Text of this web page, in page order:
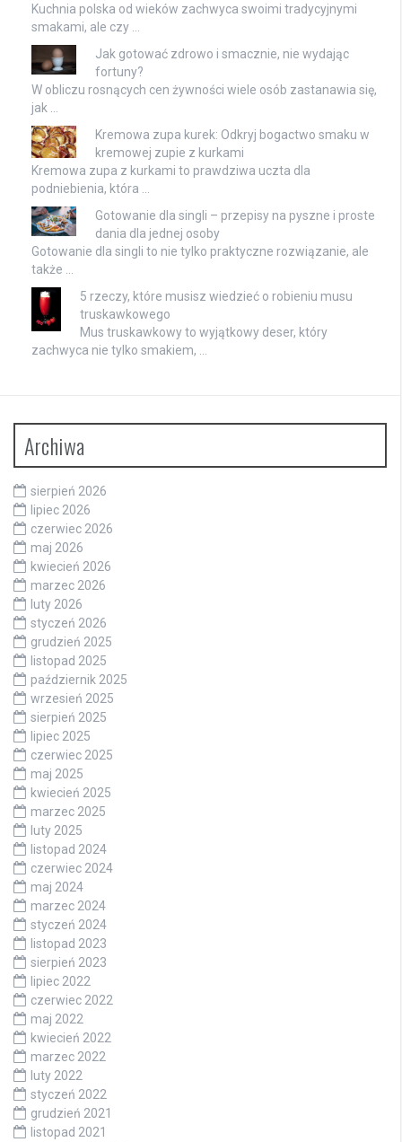
Kuchnia polska od wieków zachwyca swoimi tradycyjnymi
smakami, ale czy …
Jak gotować zdrowo i smacznie, nie wydając
fortuny?
W obliczu rosnących cen żywności wiele osób zastanawia się,
jak …
Kremowa zupa kurek: Odkryj bogactwo smaku w
kremowej zupie z kurkami
Kremowa zupa z kurkami to prawdziwa uczta dla
podniebienia, która …
Gotowanie dla singli – przepisy na pyszne i proste
dania dla jednej osoby
Gotowanie dla singli to nie tylko praktyczne rozwiązanie, ale
także …
5 rzeczy, które musisz wiedzieć o robieniu musu
truskawkowego
Mus truskawkowy to wyjątkowy deser, który
zachwyca nie tylko smakiem, …
Archiwa
sierpień 2026
lipiec 2026
czerwiec 2026
maj 2026
kwiecień 2026
marzec 2026
luty 2026
styczeń 2026
grudzień 2025
listopad 2025
październik 2025
wrzesień 2025
sierpień 2025
lipiec 2025
czerwiec 2025
maj 2025
kwiecień 2025
marzec 2025
luty 2025
listopad 2024
czerwiec 2024
maj 2024
marzec 2024
styczeń 2024
listopad 2023
sierpień 2023
lipiec 2022
czerwiec 2022
maj 2022
kwiecień 2022
marzec 2022
luty 2022
styczeń 2022
grudzień 2021
listopad 2021